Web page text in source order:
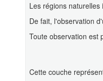
Les régions
De fait, l'observation
Toute observation est
Cette couche